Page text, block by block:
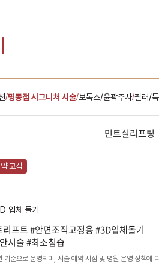
/명동점 시그니처 시술/보톡스/윤곽주사/필러/
고객
입체 돌기
프트 #안면조직고정용 #3D입체돌기
시술 #최소침습
준으로 운영되며, 시술 예약 시점 및 병원 운영 정책에